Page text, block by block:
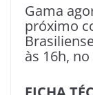
Gama
próximo
às 16h,